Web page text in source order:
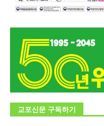
교포신문 구독하기